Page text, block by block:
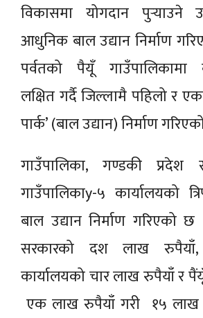
विकासमा योगदान पुर्‍याउने
आधुनिक बाल उद्यान निर्माण
पर्वतको पैयूँ गाउँपालिकामा
लक्षित गर्दै जिल्लामै पहिलो र
पार्क’ (बाल उद्यान) निर्माण
गाउँपालिका, गण्डकी
गाउँपालिकाy-५ कार्यालयको
बाल उद्यान निर्माण गरिएको
सरकारको दश लाख रुपैयाँ,
कार्यालयको चार लाख रुपैयाँ र
एक लाख रुपैयाँ गरी १५ लाख